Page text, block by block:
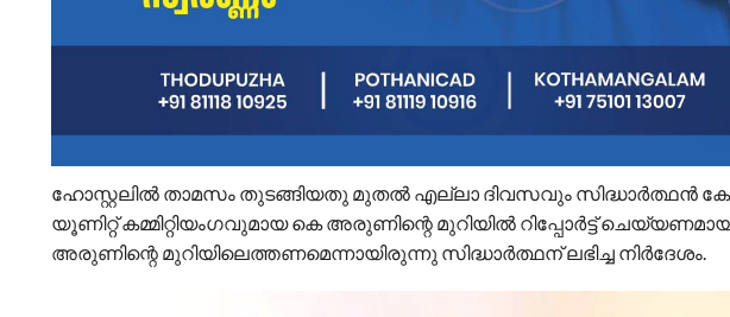
ഹോസ്റ്റലിൽ താമസം തുടങ്ങിയതു മുതൽ എല്ലാ ദിവസവും
യൂണിറ്റ് കമ്മിറ്റിയംഗവുമായ കെ അരുണിന്റെ മുറിയിൽ റിപ്പോർട്ട്
അരുണിന്റെ മുറിയിലെത്തണമെന്നായിരുന്നു സിദ്ധാർത്ഥന് ലഭിച്ച നിർദേശം.